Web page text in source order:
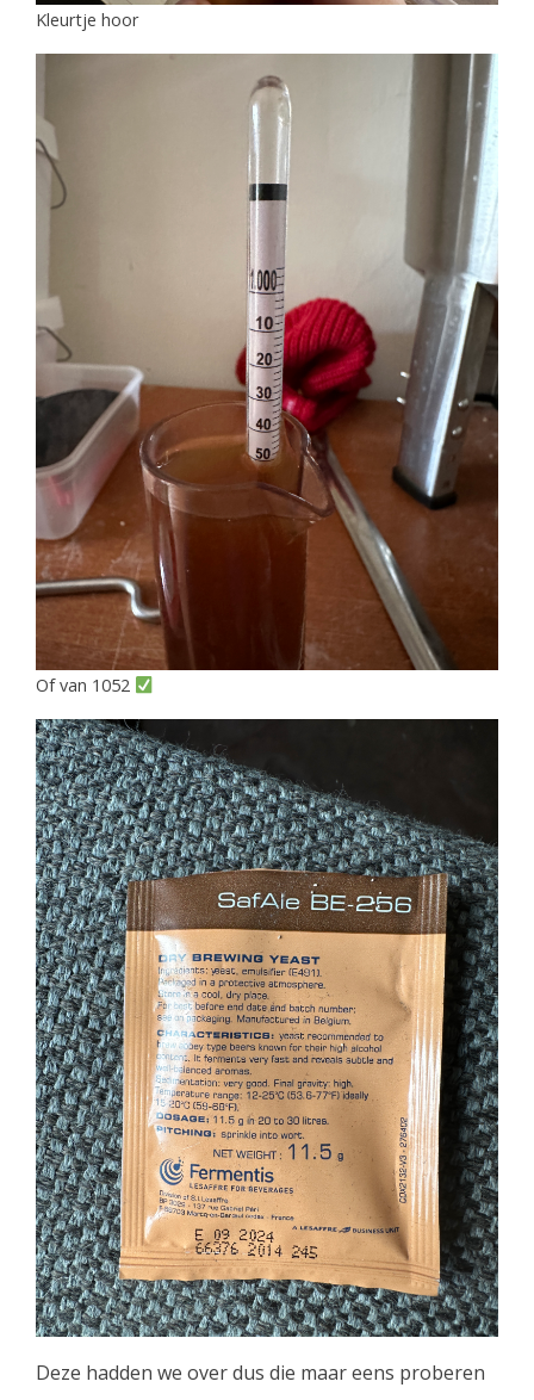
Kleurtje hoor
Of van 1052
Deze hadden we over dus die maar eens proberen